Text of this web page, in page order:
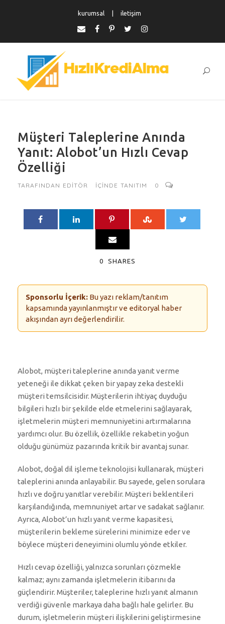
kurumsal iletişim
Müşteri Taleplerine Anında
Yanıt: Alobot’un Hızlı Cevap
Özelliği
TARAFINDAN EDITÖR IÇINDE TANITIM 0
0 SHARES
Sponsorlu İçerik: Bu yazı reklam/tanıtım
kapsamında yayınlanmıştır ve editoryal haber
akışından ayrı değerlendirilir.
Alobot, müşteri taleplerine anında yanıt verme
yeteneği ile dikkat çeken bir yapay zeka destekli
müşteri temsilcisidir. Müşterilerin ihtiyaç duyduğu
bilgileri hızlı bir şekilde elde etmelerini sağlayarak,
işletmelerin müşteri memnuniyetini artırmalarına
yardımcı olur. Bu özellik, özellikle rekabetin yoğun
olduğu günümüz pazarında kritik bir avantaj sunar.
Alobot, doğal dil işleme teknolojisi kullanarak, müşteri
taleplerini anında anlayabilir. Bu sayede, gelen sorulara
hızlı ve doğru yanıtlar verebilir. Müşteri beklentileri
karşılandığında, memnuniyet artar ve sadakat sağlanır.
Ayrıca, Alobot’un hızlı yanıt verme kapasitesi,
müşterilerin bekleme sürelerini minimize eder ve
böylece müşteri deneyimini olumlu yönde etkiler.
Hızlı cevap özelliği, yalnızca sorunları çözmekle
kalmaz; aynı zamanda işletmelerin itibarını da
güçlendirir. Müşteriler, taleplerine hızlı yanıt almanın
verdiği güvenle markaya daha bağlı hale gelirler. Bu
durum, işletmelerin müşteri ilişkilerini geliştirmesine